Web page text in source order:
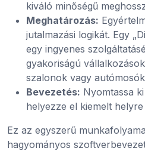
kiváló minőségű
Meghatározás:
jutalmazási logikát. Egy
egy ingyenes
gyakoriságú
szalonok vagy
Bevezetés: Nyomtassa
helyezze el kiemelt
Ez az egyszerű
hagyományos